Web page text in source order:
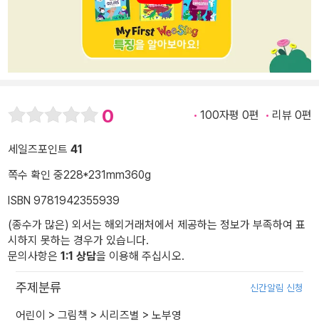
0 100자평 0편 리뷰 0편
세일즈포인트 41
쪽수 확인 중228*231mm360g
ISBN 9781942355939
(종수가 많은) 외서는 해외거래처에서 제공하는 정보가 부족하여 표
시하지 못하는 경우가 있습니다.
문의사항은 1:1 상담을 이용해 주십시오.
주제분류 신간알림 신청
어린이 > 그림책 > 시리즈별 > 노부영